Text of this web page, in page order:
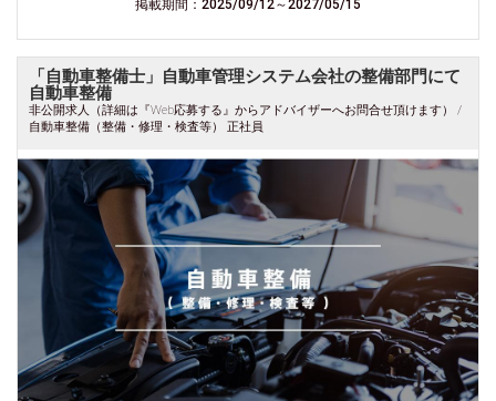
掲載期間：2025/09/12～2027/05/15
「自動車整備士」自動車管理システム会社の整備部門にて
自動車整備
非公開求人（詳細は『Web応募する』からアドバイザーへお問合せ頂けます） /
自動車整備（整備・修理・検査等） 正社員